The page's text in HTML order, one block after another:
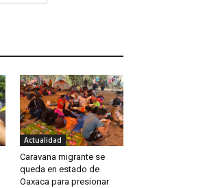
Actualidad
Caravana migrante se
queda en estado de
Oaxaca para presionar